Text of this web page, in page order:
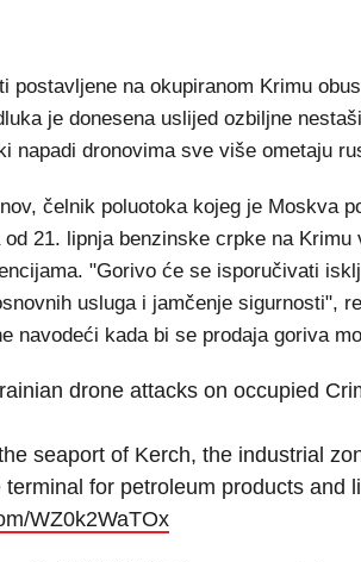
postavljene na okupiranom Krimu
je donesena uslijed ozbiljne
napadi dronovima sve više ometaju
čelnik poluotoka kojeg je Moskva
od 21. lipnja benzinske crpke na
"Gorivo će se isporučivati
usluga i jamčenje sigurnosti",
navodeći kada bi se prodaja goriva
drone attacks on occupied
seaport of Kerch, the industrial
terminal for petroleum products and
WZ0k2WaTOx